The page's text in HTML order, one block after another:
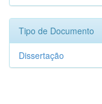
Tipo de Documento
Dissertação